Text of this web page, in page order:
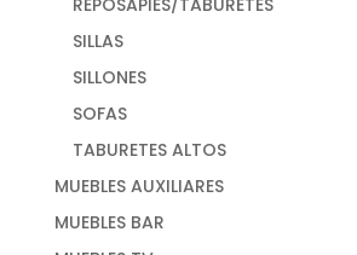
SILLAS
SILLONES
SOFAS
TABURETES ALTOS
MUEBLES AUXILIARES
MUEBLES BAR